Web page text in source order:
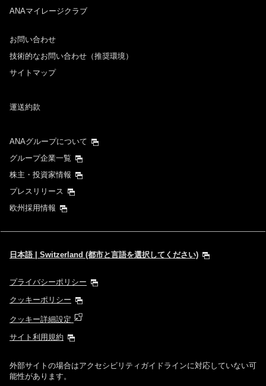
ANAマイレージクラブ
お問い合わせ
技術的なお問い合わせ（推奨環境）
サイトマップ
運送約款
ANAグループについて
グループ企業一覧
株主・投資家情報
プレスリリース
欧州採用情報
日本語 | Switzerland (都市と言語を選択してください)
プライバシーポリシー
クッキーポリシー
クッキー詳細設定
サイト利用規約
外部サイトの場合はアクセシビリティガイドラインに対応していない可
能性があります。